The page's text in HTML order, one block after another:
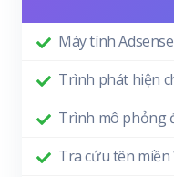
Máy tính Adsense
Trình phát hiện
Trình mô phỏng
Tra cứu tên miền